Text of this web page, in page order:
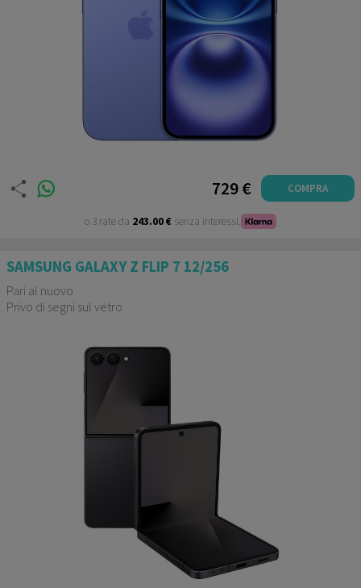
729 € COMPRA
o 3 rate da 243.00 €senza interessi.
SAMSUNG GALAXY Z FLIP 7 12/256
Pari al nuovo
Privo di segni sul vetro